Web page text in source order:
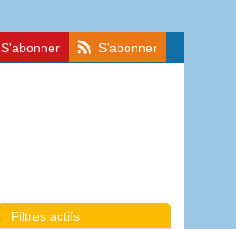
S'abonner S'abonner
Filtres actifs